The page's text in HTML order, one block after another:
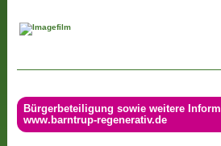
Bürgerbeteiligung sowie weitere
www.barntrup-regenerativ.de